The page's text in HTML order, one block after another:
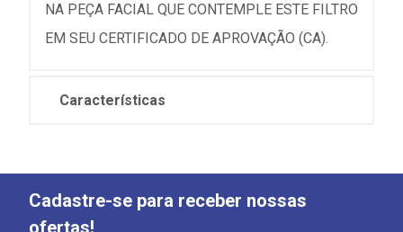
NA PEÇA FACIAL QUE CONTEMPLE ESTE FILTRO
EM SEU CERTIFICADO DE APROVAÇÃO (CA).
Características
Cadastre-se para receber nossas
ofertas!